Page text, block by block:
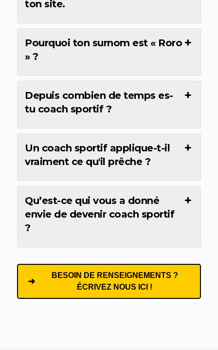
ton site.
Pourquoi ton surnom est « Roro
» ?
Depuis combien de temps es-
tu coach sportif ?
Un coach sportif applique-t-il
vraiment ce qu'il prêche ?
Qu’est-ce qui vous a donné
envie de devenir coach sportif
?
BESOIN DE RENSEIGNEMENTS ?
ÉCRIVEZ NOUS ICI !